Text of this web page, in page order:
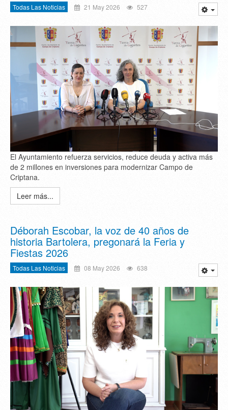
Todas Las Noticias 21 May 2026 527
El Ayuntamiento refuerza servicios, reduce deuda y activa más
de 2 millones en inversiones para modernizar Campo de
Criptana.
Leer más...
Déborah Escobar, la voz de 40 años de
historia Bartolera, pregonará la Feria y
Fiestas 2026
Todas Las Noticias 08 May 2026 638